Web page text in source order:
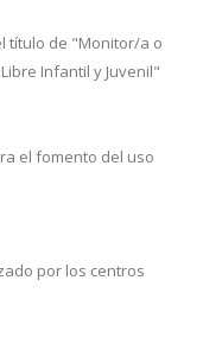
título de "Monitor/a o
Infantil y Juvenil"
el fomento del uso
por los centros